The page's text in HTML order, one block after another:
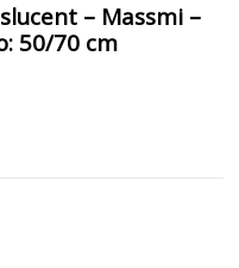
– Massmi –
50/70 cm